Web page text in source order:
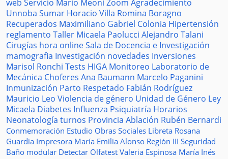
web Servicio Mario Meoni Zoom Agradecimiento
Unnoba Sumar Horacio Villa Romina Boragno
Recuperados Maximiliano Gabriel Colonia Hipertensión
reglamento Taller Micaela Paolucci Alejandro Talani
Cirugías hora onlineSala de Docencia e Investigación
mamografia Investigación novedades Inversiones
Marisol Ronchi Tests HIGA Monitoreo Laboratorio de
Mecánica Choferes Ana Baumann Marcelo Paganini
Inmunización Parto Respetado Fabián Rodríguez
Mauricio Leo Violencia de género Unidad de Género Ley
Micaela Diabetes Influenza Psiquiatría Horarios
Neonatología turnos Provincia Ablación Rubén Bernardi
Conmemoración Estudio Obras Sociales Libreta Rosana
Guardia Impresora María Emilia Alonso Región III Seguridad
Baño modular Detectar Olfatest Valeria Espinosa María Inés